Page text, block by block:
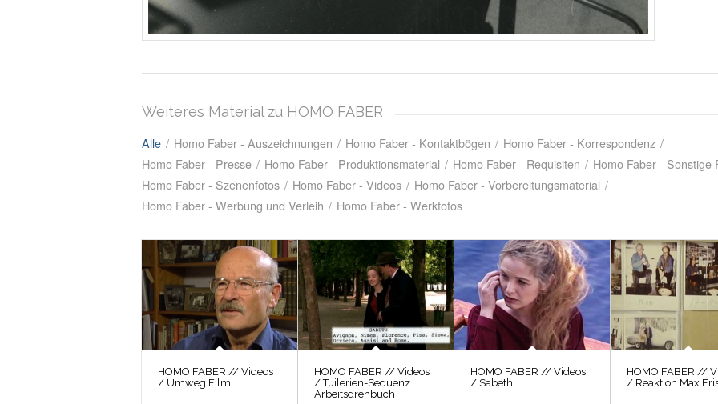
Weiteres Material zu HOMO FABER
Alle / Homo Faber - Auszeichnungen / Homo Faber - Kontaktbögen / Homo Faber - Korrespondenz /
Homo Faber - Presse / Homo Faber - Produktionsmaterial / Homo Faber - Requisiten / Homo Faber - Sonstige
Homo Faber - Szenenfotos / Homo Faber - Videos / Homo Faber - Vorbereitungsmaterial /
Homo Faber - Werbung und Verleih / Homo Faber - Werkfotos
HOMO FABER // Videos
/ Umweg Film
HOMO FABER // Videos
/ Tuilerien-Sequenz
Arbeitsdrehbuch
HOMO FABER // Videos
/ Sabeth
HOMO FABER //
/ Reaktion Max